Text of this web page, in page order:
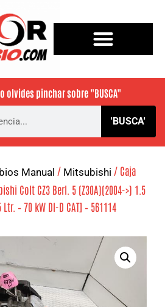
olvides pinchar sobre "BUSCA"
'BUSCA'
Manual / Mitsubishi / Caja
Colt CZ3 Berl. 5 (Z30A)(2004->) 1.5
– 70 kW DI-D CAT] – 561114